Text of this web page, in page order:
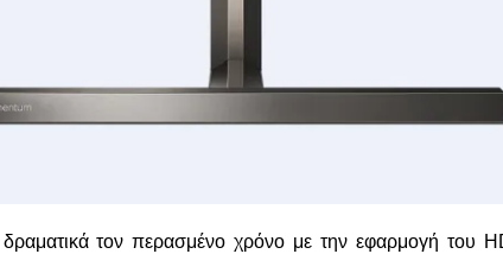
τον περασμένο χρόνο με την εφαρμογή του